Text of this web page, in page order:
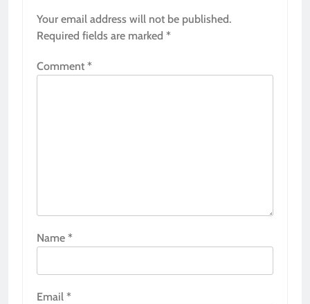
Your email address will not be published.
Required fields are marked *
Comment *
Name *
Email *